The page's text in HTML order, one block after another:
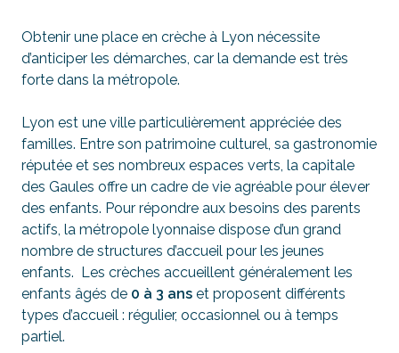
Obtenir une place en crèche à Lyon nécessite
d’anticiper les démarches, car la demande est très
forte dans la métropole.
Lyon est une ville particulièrement appréciée des
familles. Entre son patrimoine culturel, sa gastronomie
réputée et ses nombreux espaces verts, la capitale
des Gaules offre un cadre de vie agréable pour élever
des enfants. Pour répondre aux besoins des parents
actifs, la métropole lyonnaise dispose d’un grand
nombre de structures d’accueil pour les jeunes
enfants. Les crèches accueillent généralement les
enfants âgés de 0 à 3 ans et proposent différents
types d’accueil : régulier, occasionnel ou à temps
partiel.